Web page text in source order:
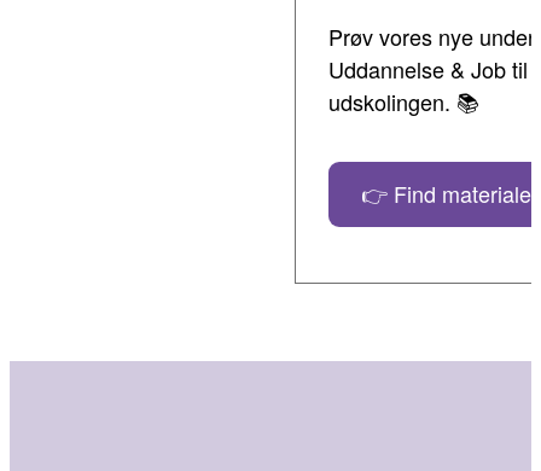
Prøv vores nye
Uddannelse & Job til
udskolingen. 📚
👉 Find